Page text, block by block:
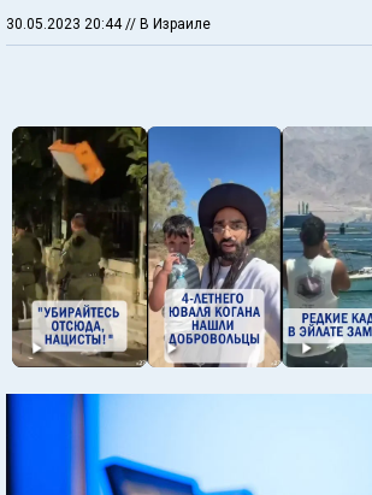
30.05.2023 20:44 // В Израиле